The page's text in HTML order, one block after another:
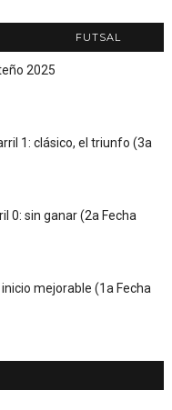
FUTSAL
2025
1: clásico, el triunfo (3a
0: sin ganar (2a Fecha
mejorable (1a Fecha